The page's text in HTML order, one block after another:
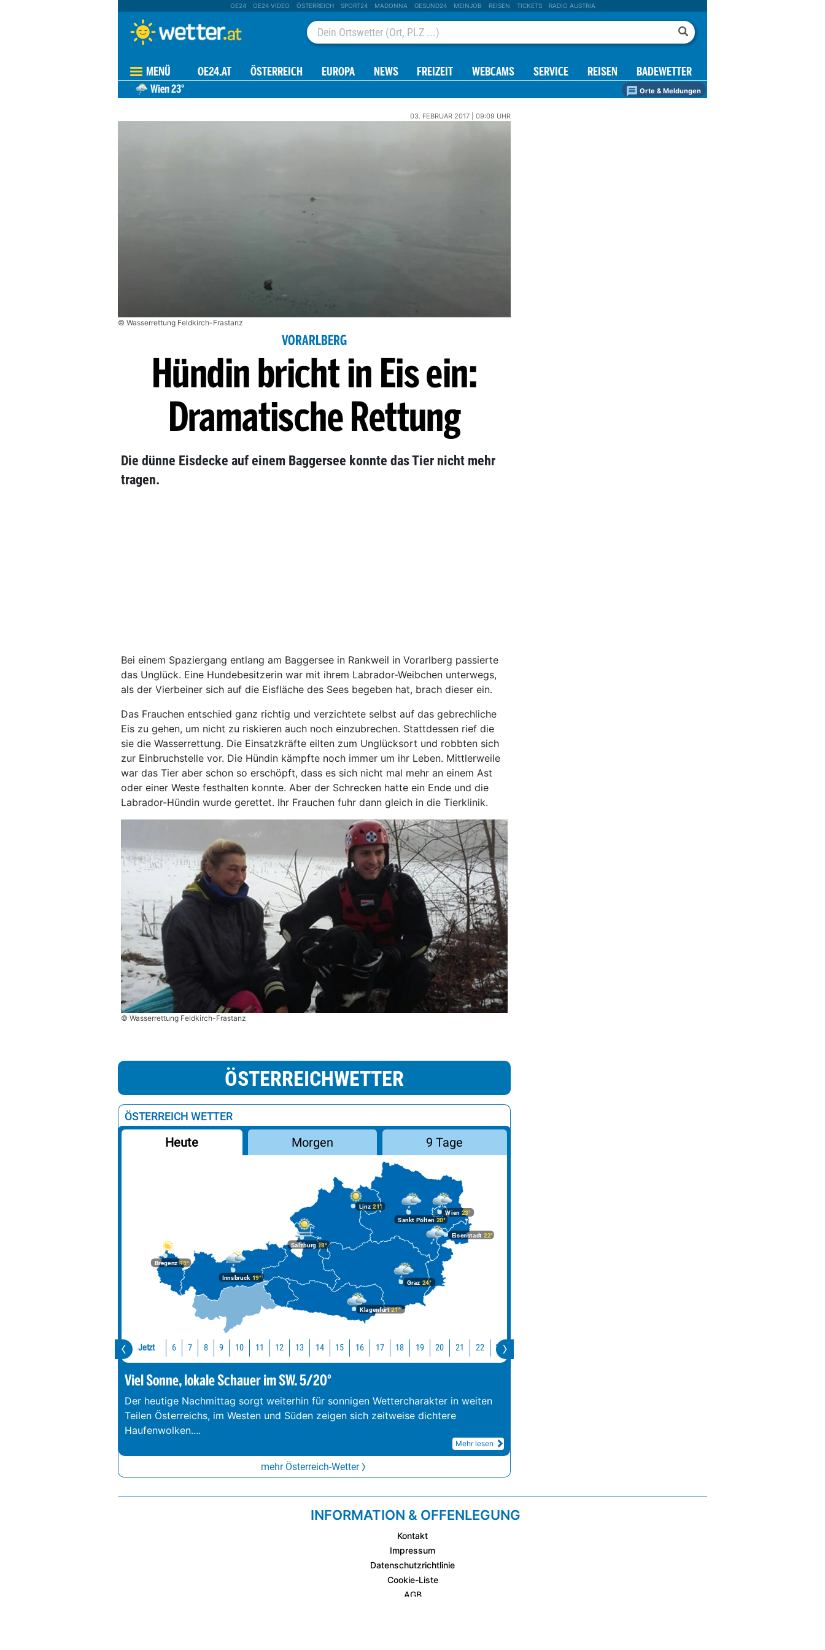
OE24 OE24 VIDEO ÖSTERREICH SPORT24 MADONNA GESUND24 MEINJOB REISEN TICKETS RADIO AUSTRIA
MENÜ OE24.AT ÖSTERREICH EUROPA NEWS FREIZEIT WEBCAMS SERVICE REISEN BADEWETTER
Wien23° Orte & Meldungen
03. FEBRUAR 2017 | 09:09 UHR
© Wasserrettung Feldkirch-Frastanz
VORARLBERG
Hündin bricht in Eis ein:
Dramatische Rettung
Die dünne Eisdecke auf einem Baggersee konnte das Tier nicht mehr
tragen.
Bei einem Spaziergang entlang am Baggersee in Rankweil in Vorarlberg passierte
das Unglück. Eine Hundebesitzerin war mit ihrem Labrador-Weibchen unterwegs,
als der Vierbeiner sich auf die Eisfläche des Sees begeben hat, brach dieser ein.
Das Frauchen entschied ganz richtig und verzichtete selbst auf das gebrechliche
Eis zu gehen, um nicht zu riskieren auch noch einzubrechen. Stattdessen rief die
sie die Wasserrettung. Die Einsatzkräfte eilten zum Unglücksort und robbten sich
zur Einbruchstelle vor. Die Hündin kämpfte noch immer um ihr Leben. Mittlerweile
war das Tier aber schon so erschöpft, dass es sich nicht mal mehr an einem Ast
oder einer Weste festhalten konnte. Aber der Schrecken hatte ein Ende und die
Labrador-Hündin wurde gerettet. Ihr Frauchen fuhr dann gleich in die Tierklinik.
© Wasserrettung Feldkirch-Frastanz
ÖSTERREICHWETTER
ÖSTERREICH WETTER
Heute Morgen 9 Tage
Bregenz18°
Graz 24°
Innsbruck19°
Klagenfurt21°
Linz 21°
Salzburg18°
Wien 23°
Eisenstadt 22°
Sankt Pölten 20°
Jetzt 6 7 8 9 10 11 12 13 14 15 16 17 18 19 20 21 22 23
Viel Sonne, lokale Schauer im SW. 5/20°
Der heutige Nachmittag sorgt weiterhin für sonnigen Wettercharakter in weiten
Teilen Österreichs, im Westen und Süden zeigen sich zeitweise dichtere
Haufenwolken....
Mehr lesen
mehr Österreich-Wetter
INFORMATION & OFFENLEGUNG
Kontakt
Impressum
Datenschutzrichtlinie
Cookie-Liste
AGB